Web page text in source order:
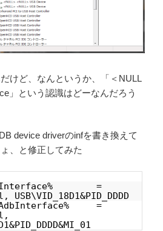
けど、なんというか、「＜NULL
」という認識はどーなんだろう
device driverのinfを書き換えて
、と修正してみた
=
=